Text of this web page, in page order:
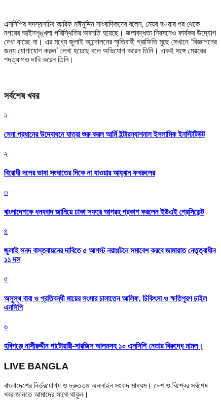
এনসিপির সদস্যসচিব আরিফ মঈনুদ্দিন সাংবাদিকদের বলেন, মেয়র হওয়ার পর থেকে
নগরের আইনশৃঙ্খলা পরিস্থিতির অবনতি হয়েছে। জলাবদ্ধতা নিরসনেও কার্যকর উদ্যোগ
দেখা যাচ্ছে না। এর মধ্যে জুলাই আন্দোলনের স্মৃতিবাহী গ্রাফিতি মুছে সেখানে ‘বিজ্ঞাপনের
জন্য যোগাযোগ করুন’ লেখা হয়েছে বলে অভিযোগ করেন তিনি। একই সঙ্গে মেয়রের
পদত্যাগও দাবি করেন তিনি।
সর্বশেষ খবর
১
সেনা প্রধানের উদ্বোধনে যাত্রা শুরু করল আর্মি ইন্টারন্যাশনাল ইসলামিক ইনস্টিটিউট
২
বিরোধী দলের ভাষা সংঘাতের দিকে না যাওয়ার আহ্বান ফখরুলের
৩
বাংলাদেশকে ধন্যবাদ জানিয়ে ঢাকা সফরে আগ্রহ প্রকাশ করলেন ইউএই প্রেসিডেন্ট
৪
জুলাই সনদ বাস্তবায়নের দাবিতে ৫ আগস্ট নয়াপল্টনে সমাবেশ করবে জামায়াত নেতৃত্বাধীন
১১ দল
৫
অসুস্থ বাবা ও প্রতিবন্ধী মায়ের সংসার চালাতেন আলিফ, চিকিৎসা ও ক্ষতিপূরণ চাইল
এনসিপি
৬
হবিগঞ্জে নাসীরুদ্দীন পাটোয়ারী-সারজিস আলমসহ ১০ এনসিপি নেতার বিরুদ্ধে মামল।
LIVE BANGLA
বাংলাদেশের নির্ভরযোগ্য ও দ্রুততম অনলাইন সংবাদ মাধ্যম। দেশ ও বিশ্বের সর্বশেষ
খবর জানতে আমাদের সাথে থাকুন।